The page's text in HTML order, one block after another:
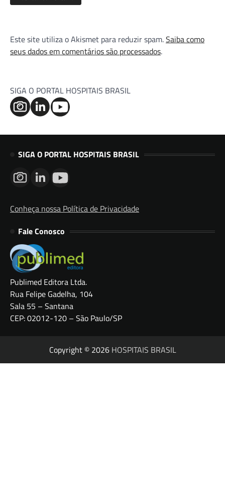
Este site utiliza o Akismet para reduzir spam.Saiba como
seus dados em comentários são processados.
SIGA O PORTAL HOSPITAIS BRASIL
SIGA O PORTAL HOSPITAIS BRASIL
Conheça nossa Política de Privacidade
Fale Conosco
Publimed Editora Ltda.
Rua Felipe Gadelha, 104
Sala 55 – Santana
CEP: 02012-120 – São Paulo/SP
Copyright © 2026 HOSPITAIS BRASIL